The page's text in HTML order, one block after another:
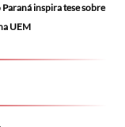
inspira tese sobre
UEM